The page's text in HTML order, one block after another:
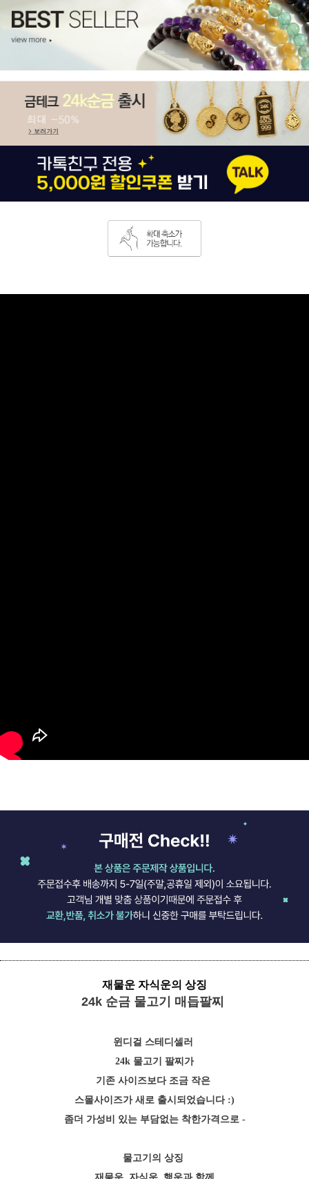
재물운 자식운의 상징
24k 순금 물고기 매듭팔찌
윈디걸 스테디셀러
24k 물고기 팔찌가
기존 사이즈보다 조금 작은
스몰사이즈가 새로 출시되었습니다 :)
좀더 가성비 있는 부담없는 착한가격으로 -
물고기의 상징